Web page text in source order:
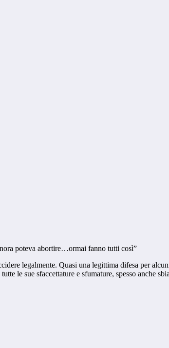
poteva abortire…ormai fanno tutti così”
legalmente. Quasi una legittima difesa per
le sue sfaccettature e sfumature, spesso anche